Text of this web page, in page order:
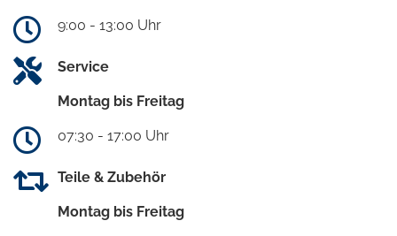
9:00 - 13:00 Uhr
Service
Montag bis Freitag
07:30 - 17:00 Uhr
Teile & Zubehör
Montag bis Freitag